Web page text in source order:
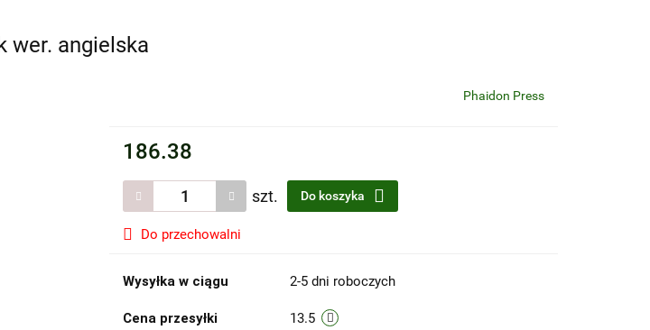
wer. angielska
Phaidon Press
186.38
szt. Do koszyka
Do przechowalni
Wysyłka w ciągu 2-5 dni roboczych
Cena przesyłki 13.5